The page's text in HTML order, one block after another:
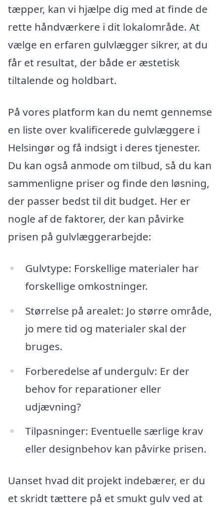
tæpper, kan vi hjælpe dig med at finde de
rette håndværkere i dit lokalområde. At
vælge en erfaren gulvlægger sikrer, at du
får et resultat, der både er æstetisk
tiltalende og holdbart.
På vores platform kan du nemt gennemse
en liste over kvalificerede gulvlæggere i
Helsingør og få indsigt i deres tjenester.
Du kan også anmode om tilbud, så du kan
sammenligne priser og finde den løsning,
der passer bedst til dit budget. Her er
nogle af de faktorer, der kan påvirke
prisen på gulvlæggerarbejde:
Gulvtype: Forskellige materialer har
forskellige omkostninger.
Størrelse på arealet: Jo større område,
jo mere tid og materialer skal der
bruges.
Forberedelse af undergulv: Er der
behov for reparationer eller
udjævning?
Tilpasninger: Eventuelle særlige krav
eller designbehov kan påvirke prisen.
Uanset hvad dit projekt indebærer, er du
et skridt tættere på et smukt gulv ved at